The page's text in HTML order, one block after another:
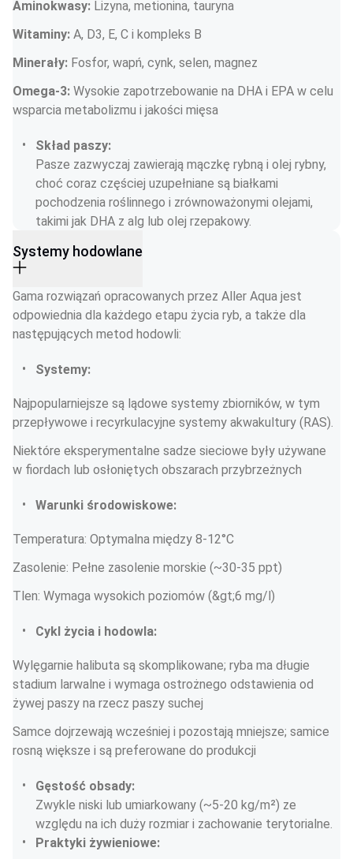
Aminokwasy: Lizyna, metionina, tauryna
Witaminy: A, D3, E, C i kompleks B
Minerały: Fosfor, wapń, cynk, selen, magnez
Omega-3: Wysokie zapotrzebowanie na DHA i EPA w celu
wsparcia metabolizmu i jakości mięsa
Skład paszy:
Pasze zazwyczaj zawierają mączkę rybną i olej rybny,
choć coraz częściej uzupełniane są białkami
pochodzenia roślinnego i zrównoważonymi olejami,
takimi jak DHA z alg lub olej rzepakowy.
Systemy hodowlane
Gama rozwiązań opracowanych przez Aller Aqua jest
odpowiednia dla każdego etapu życia ryb, a także dla
następujących metod hodowli:
Systemy:
Najpopularniejsze są lądowe systemy zbiorników, w tym
przepływowe i recyrkulacyjne systemy akwakultury (RAS).
Niektóre eksperymentalne sadze sieciowe były używane
w fiordach lub osłoniętych obszarach przybrzeżnych
Warunki środowiskowe:
Temperatura: Optymalna między 8-12°C
Zasolenie: Pełne zasolenie morskie (~30-35 ppt)
Tlen: Wymaga wysokich poziomów (&gt;6 mg/l)
Cykl życia i hodowla:
Wylęgarnie halibuta są skomplikowane; ryba ma długie
stadium larwalne i wymaga ostrożnego odstawienia od
żywej paszy na rzecz paszy suchej
Samce dojrzewają wcześniej i pozostają mniejsze; samice
rosną większe i są preferowane do produkcji
Gęstość obsady:
Zwykle niski lub umiarkowany (~5-20 kg/m²) ze
względu na ich duży rozmiar i zachowanie terytorialne.
Praktyki żywieniowe: